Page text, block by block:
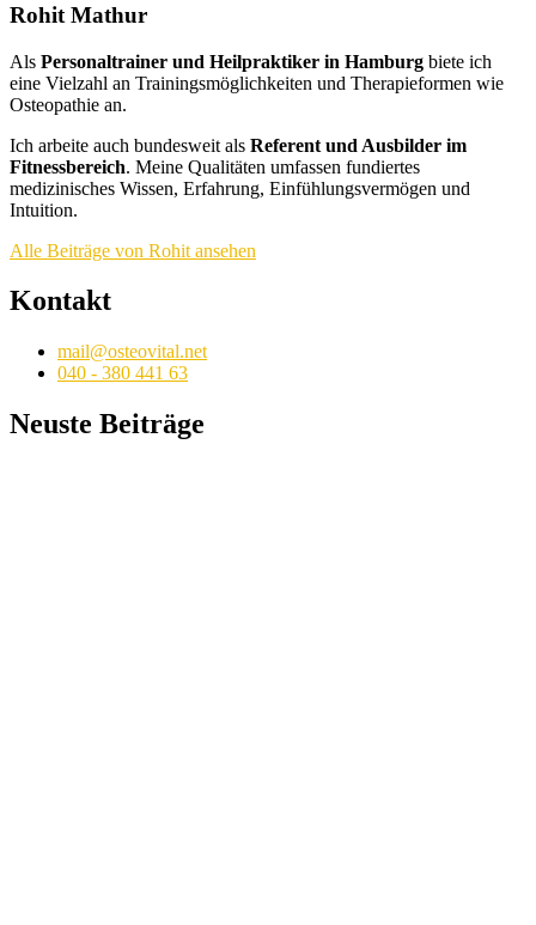
Rohit Mathur
Als Personaltrainer und Heilpraktiker in Hamburg biete ich
eine Vielzahl an Trainingsmöglichkeiten und Therapieformen wie
Osteopathie an.
Ich arbeite auch bundesweit als Referent und Ausbilder im
Fitnessbereich. Meine Qualitäten umfassen fundiertes
medizinisches Wissen, Erfahrung, Einfühlungsvermögen und
Intuition.
Alle Beiträge von Rohit ansehen
Kontakt
mail@osteovital.net
040 - 380 441 63
Neuste Beiträge